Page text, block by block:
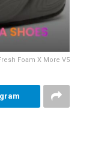
Foam X More V5